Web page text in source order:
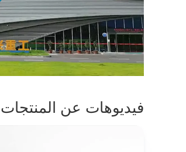
فيديوهات عن المنتجات